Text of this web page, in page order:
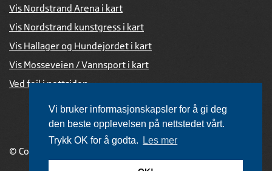
Vi bruker informasjonskapsler for å gi deg
den beste opplevelsen på nettstedet vårt.
Trykk OK for å godta.
Les mer
Vis Nordstrand Arena i kart
Vis Nordstrand kunstgress i kart
Vis Hallager og Hundejordet i kart
Vis Mosseveien / Vannsport i kart
Ved feil i nettsiden
© Copyright 2026 |